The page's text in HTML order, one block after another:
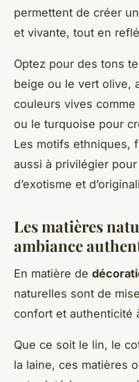
permettent de créer
et vivante, tout en
Optez pour des tons
beige ou le vert olive,
couleurs vives
ou le turquoise pour
Les motifs ethniques,
aussi à privilégier
d’exotisme et
Les matières
ambiance
En matière de
naturelles sont de
confort et authenticité
Que ce soit le lin, le
la laine, ces matières